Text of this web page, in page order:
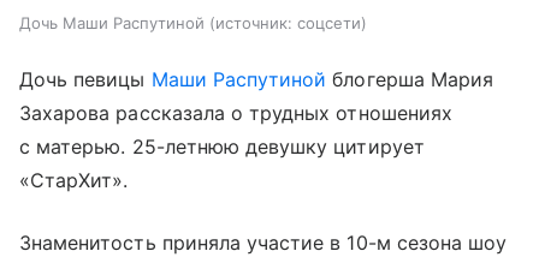
Дочь Маши Распутиной источник: соцсети
Дочь певицы Маши Распутиной блогерша Мария
Захарова рассказала о трудных отношениях
с матерью. 25-летнюю девушку цитирует
«СтарХит».
Знаменитость приняла участие в 10-м сезона шоу